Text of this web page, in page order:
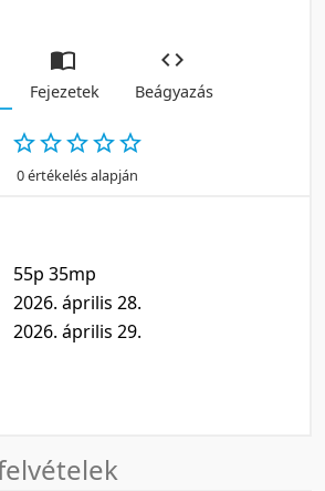
Fejezetek Beágyazás
0 értékelés alapján
55p 35mp
2026. április 28.
2026. április 29.